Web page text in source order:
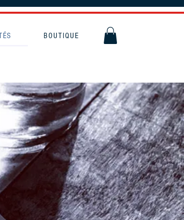
BOUTIQUE